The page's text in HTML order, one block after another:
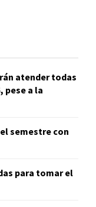
atender todas
pese a la
semestre con
para tomar el